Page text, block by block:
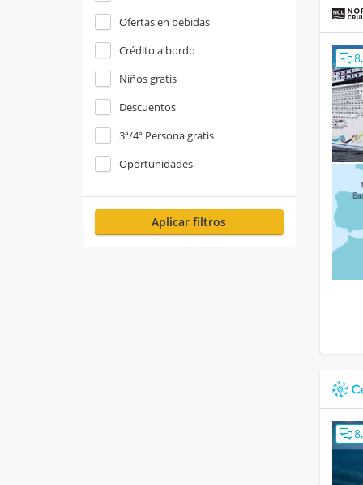
Ofertas en bebidas
Crédito a bordo
Niños gratis
Descuentos
3ª/4ª Persona gratis
Oportunidades
Aplicar filtros